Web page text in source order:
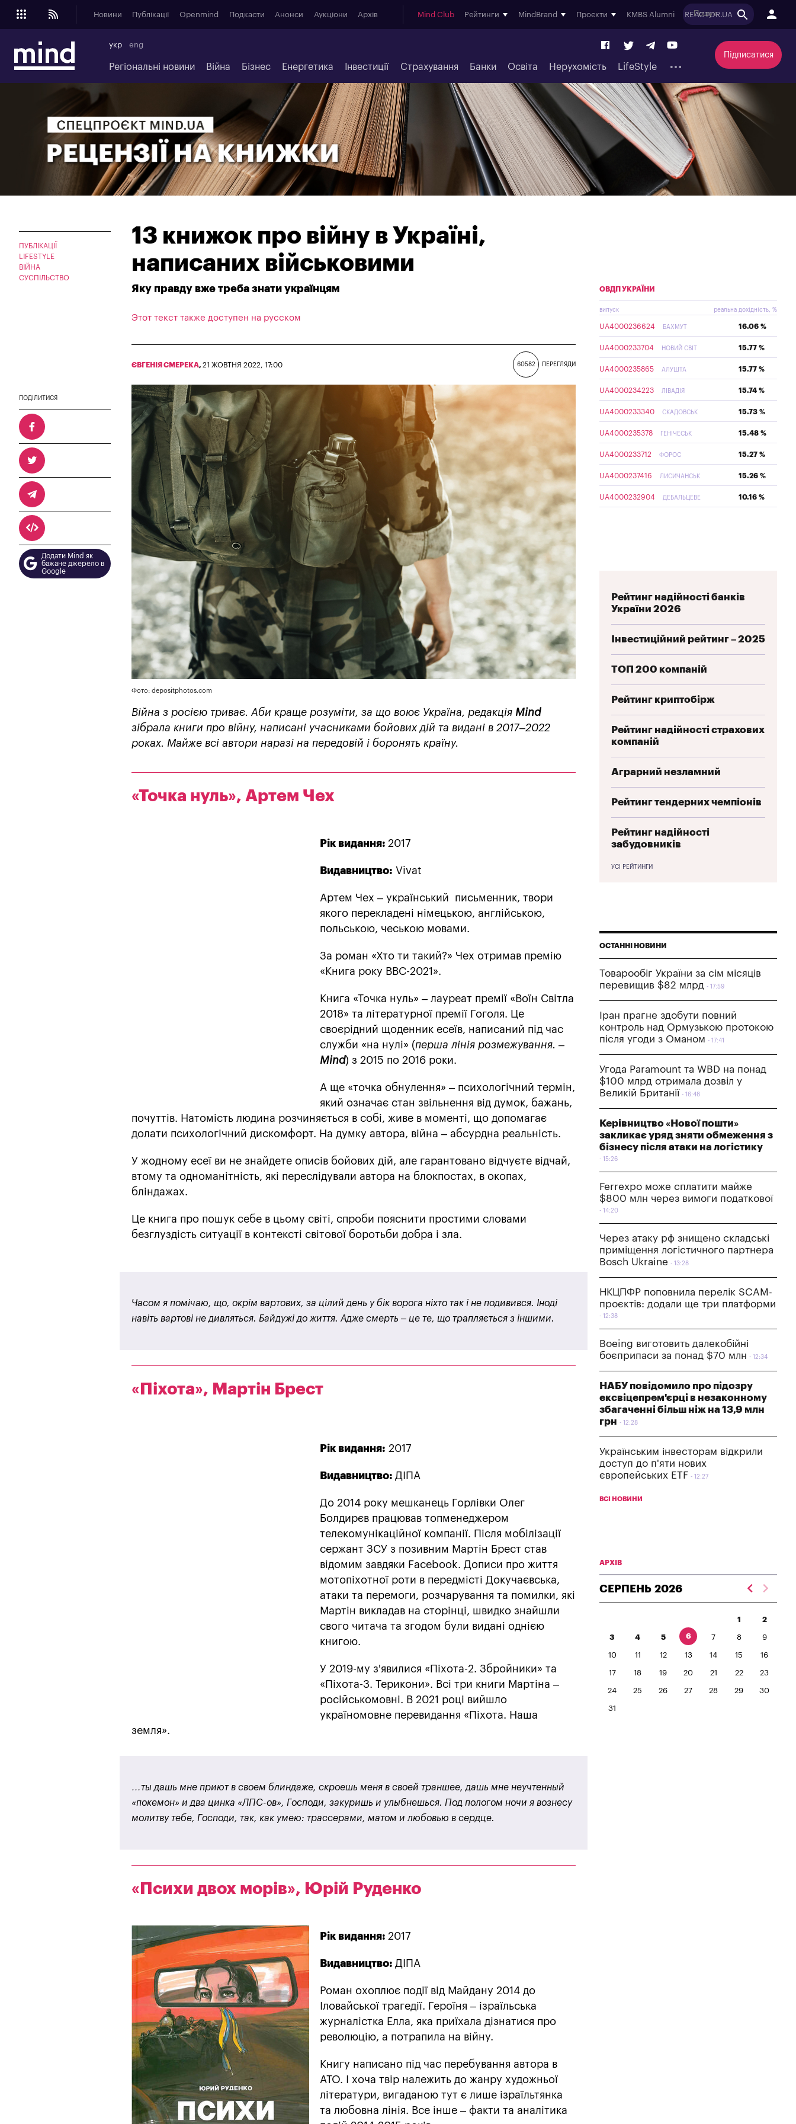
Новини Публікації Openmind Подкасти Анонси Аукціони Архів Mind Club Рейтинги MindBrand Проєкти KMBS Alumni REACTOR.UA
укр eng
Регіональні новини Війна Бізнес Енергетика Інвестиції Страхування Банки Освіта Нерухомість LifeStyle
Підписатися
ПУБЛІКАЦІЇ
LIFESTYLE
ВІЙНА
СУСПІЛЬСТВО
13 книжок про війну в Україні,
написаних військовими
Яку правду вже треба знати українцям
Этот текст также доступен на русском
60582 ПЕРЕГЛЯДИ
ЄВГЕНІЯ СМЕРЕКА, 21 ЖОВТНЯ 2022, 17:00
ПОДІЛИТИСЯ
Додати Mind як
бажане джерело в
Google
Фото: depositphotos.com
Війна з росією триває. Аби краще розуміти, за що воює Україна, редакція Mind
зібрала книги про війну, написані учасниками бойових дій та видані в 2017–2022
роках. Майже всі автори наразі на передовій і боронять країну.
«Точка нуль», Артем Чех
Рік видання: 2017
Видавництво: Vivat
Артем Чех – український письменник, твори
якого перекладені німецькою, англійською,
польською, чеською мовами.
За роман «Хто ти такий?» Чех отримав премію
«Книга року BBC-2021».
Книга «Точка нуль» – лауреат премії «Воїн Світла
2018» та літературної премії Гоголя. Це
своєрідний щоденник есеїв, написаний під час
служби «на нулі» (перша лінія розмежування. –
Mind) з 2015 по 2016 роки.
А ще «точка обнулення» – психологічний термін,
який означає стан звільнення від думок, бажань,
почуттів. Натомість людина розчиняється в собі, живе в моменті, що допомагає
долати психологічний дискомфорт. На думку автора, війна – абсурдна реальність.
У жодному есеї ви не знайдете описів бойових дій, але гарантовано відчуєте відчай,
втому та одноманітність, які переслідували автора на блокпостах, в окопах,
бліндажах.
Це книга про пошук себе в цьому світі, спроби пояснити простими словами
безглуздість ситуації в контексті світової боротьби добра і зла.
Часом я помічаю, що, окрім вартових, за цілий день у бік ворога ніхто так і не подивився. Іноді
навіть вартові не дивляться. Байдужі до життя. Адже смерть – це те, що трапляється з іншими.
«Піхота», Мартін Брест
Рік видання: 2017
Видавництво: ДІПА
До 2014 року мешканець Горлівки Олег
Болдирєв працював топменеджером
телекомунікаційної компанії. Після мобілізації
сержант ЗСУ з позивним Мартін Брест став
відомим завдяки Facebook. Дописи про життя
мотопіхотної роти в передмісті Докучаєвська,
атаки та перемоги, розчарування та помилки, які
Мартін викладав на сторінці, швидко знайшли
свого читача та згодом були видані однією
книгою.
У 2019-му з'явилися «Піхота-2. Збройники» та
«Піхота-3. Терикони». Всі три книги Мартіна –
російськомовні. В 2021 році вийшло
україномовне перевидання «Піхота. Наша
земля».
…ты дашь мне приют в своем блиндаже, скроешь меня в своей траншее, дашь мне неучтенный
«покемон» и два цинка «ЛПС-ов», Господи, закуришь и улыбнешься. Под пологом ночи я вознесу
молитву тебе, Господи, так, как умею: трассерами, матом и любовью в сердце.
«Психи двох морів», Юрій Руденко
Рік видання: 2017
Видавництво: ДІПА
Роман охоплює події від Майдану 2014 до
Іловайської трагедії. Героїня – ізраїльська
журналістка Елла, яка приїхала дізнатися про
революцію, а потрапила на війну.
Книгу написано під час перебування автора в
АТО. І хоча твір належить до жанру художньої
літератури, вигаданою тут є лише ізраїльтянка
та любовна лінія. Все інше – факти та аналітика
ОВДП УКРАЇНИ
випуск реальна дохідність, %
UA4000236624 БАХМУТ 16.06 %
UA4000233704 НОВИЙ СВІТ 15.77 %
UA4000235865 АЛУШТА 15.77 %
UA4000234223 ЛІВАДІЯ 15.74 %
UA4000233340 СКАДОВСЬК 15.73 %
UA4000235378 ГЕНІЧЕСЬК 15.48 %
UA4000233712 ФОРОС 15.27 %
UA4000237416 ЛИСИЧАНСЬК 15.26 %
UA4000232904 ДЕБАЛЬЦЕВЕ 10.16 %
Рейтинг надійності банків
України 2026
Інвестиційний рейтинг – 2025
ТОП 200 компаній
Рейтинг криптобірж
Рейтинг надійності страхових
компаній
Аграрний незламний
Рейтинг тендерних чемпіонів
Рейтинг надійності
забудовників
УСІ РЕЙТИНГИ
ОСТАННІ НОВИНИ
Товарообіг України за сім місяців
перевищив $82 млрд
17:59
Іран прагне здобути повний
контроль над Ормузькою протокою
після угоди з Оманом
17:41
Угода Paramount та WBD на понад
$100 млрд отримала дозвіл у
Великій Британії
16:48
Керівництво «Нової пошти»
закликає уряд зняти обмеження з
бізнесу після атаки на логістику
15:26
Ferrexpo може сплатити майже
$800 млн через вимоги податкової
14:20
Через атаку рф знищено складські
приміщення логістичного партнера
Bosch Ukraine
13:28
НКЦПФР поповнила перелік SCAM-
проєктів: додали ще три платформи
12:38
Boeing виготовить далекобійні
боєприпаси за понад $70 млн
12:34
НАБУ повідомило про підозру
ексвіцепрем'єрці в незаконному
збагаченні більш ніж на 13,9 млн
грн
12:28
Українським інвесторам відкрили
доступ до п'яти нових
європейських ETF
12:27
ВСІ НОВИНИ
АРХІВ
СЕРПЕНЬ 2026
1 2
3 4 5 6 7 8 9
10 11 12 13 14 15 16
17 18 19 20 21 22 23
24 25 26 27 28 29 30
31